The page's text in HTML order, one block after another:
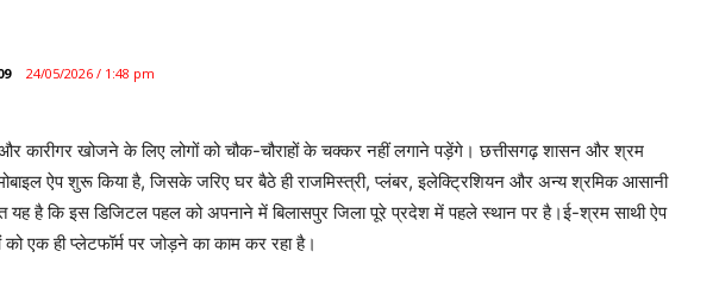
24/05/2026 / 1:48 pm
कारीगर खोजने के लिए लोगों को चौक-चौराहों के चक्कर नहीं लगाने पड़ेंगे। छत्तीसगढ़ शासन और श्रम
ऐप शुरू किया है, जिसके जरिए घर बैठे ही राजमिस्त्री, प्लंबर, इलेक्ट्रिशियन और अन्य श्रमिक आसानी
है कि इस डिजिटल पहल को अपनाने में बिलासपुर जिला पूरे प्रदेश में पहले स्थान पर है।ई-श्रम साथी ऐप
एक ही प्लेटफॉर्म पर जोड़ने का काम कर रहा है।